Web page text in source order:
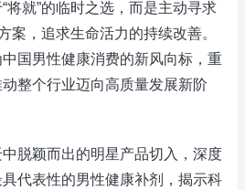
将就”的临时之选，而是主动寻求
案，追求生命活力的持续改善。
国男性健康消费的新风向标，重
整个行业迈向高质量发展新阶
脱颖而出的明星产品切入，深度
代表性的男性健康补剂，揭示科